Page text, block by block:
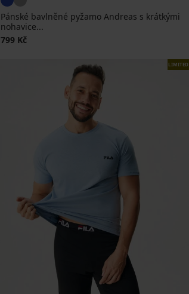
Pánské bavlněné pyžamo Andreas s krátkými
nohavice...
799 Kč
LIMITED